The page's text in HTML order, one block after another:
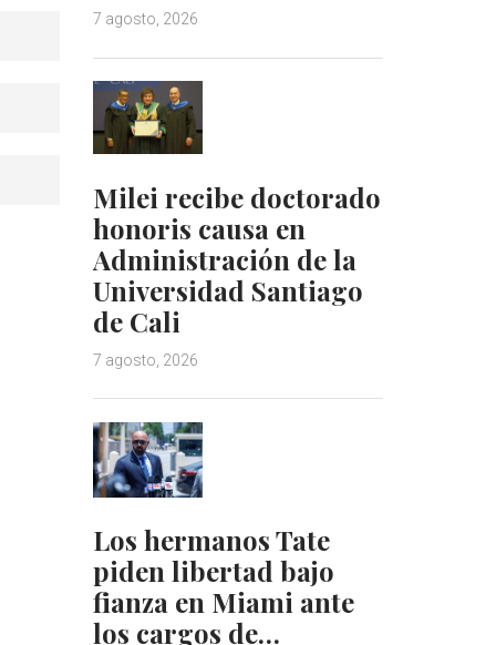
7 agosto, 2026
Milei recibe doctorado
honoris causa en
Administración de la
Universidad Santiago
de Cali
7 agosto, 2026
Los hermanos Tate
piden libertad bajo
fianza en Miami ante
los cargos de…